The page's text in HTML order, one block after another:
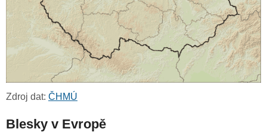
Zdroj dat: ČHMÚ
Blesky v Evropě